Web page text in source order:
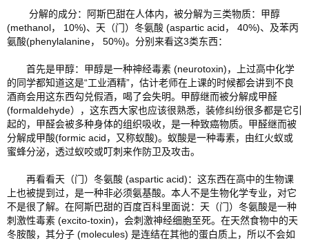
分解的成分：阿斯巴甜在人体内，被分解为三类物质：甲醇
(methanol， 10%)、天（门）冬氨酸 (aspartic acid， 40%)、及苯丙
氨酸(phenylalanine， 50%)。分别来看这3类东西：
首先是甲醇：甲醇是一种神经毒素 (neurotoxin)，上过高中化学
的同学都知道这是“工业酒精”，估计老师在上课的时候都会讲到不良
酒商会用这东西勾兑假酒，喝了会失明。甲醇继而被分解成甲醛
(formaldehyde），这东西大家也应该很熟悉，装修纠纷很多都是它引
起的，甲醛会被多种身体的组织吸收，是一种致癌物质。甲醛继而被
分解成甲酸(formic acid，又称蚁酸)。蚁酸是一种毒素，由红火蚁或
蜜蜂分泌，透过蚁咬或叮刺来作防卫及攻击。
再看看天（门）冬氨酸 (aspartic acid)：这东西在高中的生物课
上也被提到过，是一种非必须氨基酸。本人不是生物化学专业，对它
不是很了解。在阿斯巴甜的百度百科里面说：天（门）冬氨酸是一种
刺激性毒素 (excito-toxin)，会刺激神经细胞至死。在天然食物中的天
冬胺酸，其分子 (molecules) 是连结在其彵的蛋白质上，所以不会如